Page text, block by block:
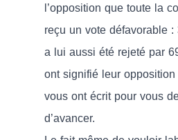
l’opposition que toute la
reçu un vote défavorable
a lui aussi été rejeté par
ont signifié leur
vous ont écrit pour vous
d’avancer.